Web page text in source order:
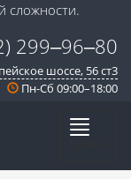
сложности.
299‒96‒80
шоссе, 56 ст3​
Пн-Сб 09:00–18:00